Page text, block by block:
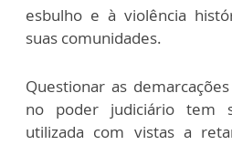
esbulho e à violência
suas comunidades.
Questionar as
no poder judiciário tem
utilizada com vistas a